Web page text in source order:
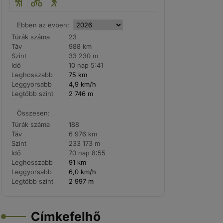
Ebben az évben:
Túrák száma
23
Táv
988 km
Szint
33 230 m
Idő
10 nap 5:41
Leghosszabb
75 km
Leggyorsabb
4,9 km/h
Legtöbb szint
2 746 m
Összesen:
Túrák száma
188
Táv
6 976 km
Szint
233 173 m
Idő
70 nap 8:55
Leghosszabb
91 km
Leggyorsabb
6,0 km/h
Legtöbb szint
2 997 m
Címkefelhő